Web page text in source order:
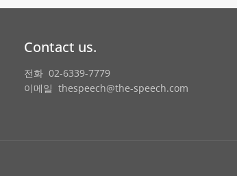
Contact us.
전화 02-6339-7779
이메일 thespeech@the-speech.com